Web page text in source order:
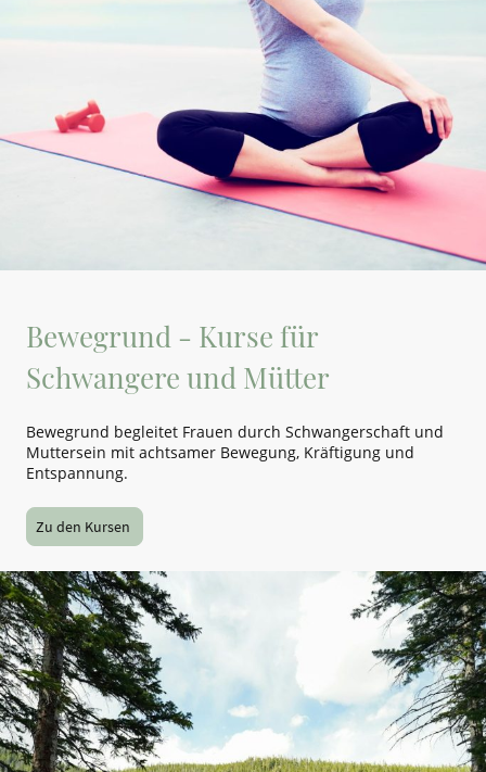
Bewegrund - Kurse für
Schwangere und Mütter
Bewegrund begleitet Frauen durch Schwangerschaft und
Muttersein mit achtsamer Bewegung, Kräftigung und
Entspannung.
Zu den Kursen